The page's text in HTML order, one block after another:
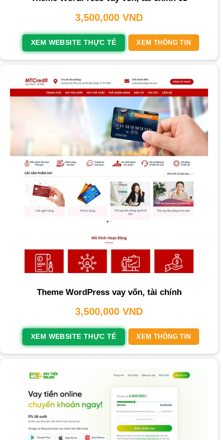
3,500,000 VND
XEM WEBSITE THỰC TẾ XEM THÔNG TIN
Theme WordPress vay vốn, tài chính
3,500,000 VND
XEM WEBSITE THỰC TẾ XEM THÔNG TIN